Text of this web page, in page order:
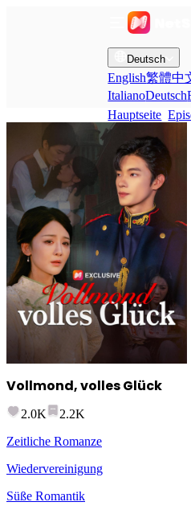
Deutsch
English繁體中
ItalianoDeutsch
Hauptseite
Vollmond, volles Glück
2.0K
2.2K
Zeitliche Romanze
Wiedervereinigung
Süße Romantik